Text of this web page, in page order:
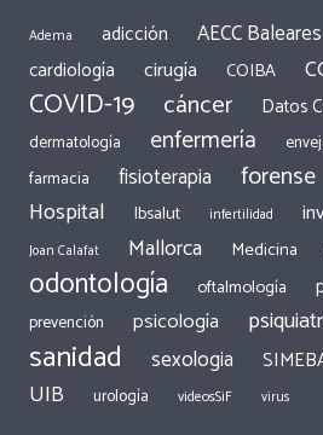
Adema adicción AECC Baleares
cardiología cirugía COIBA
COVID-19 cáncer Datos
dermatología
enfermería
farmacia fisioterapia forense
Hospital Ibsalut infertilidad
Joan Calafat Mallorca Medicina
odontología oftalmología
prevención psicología
sanidad sexologia
UIB urología videosSiF virus